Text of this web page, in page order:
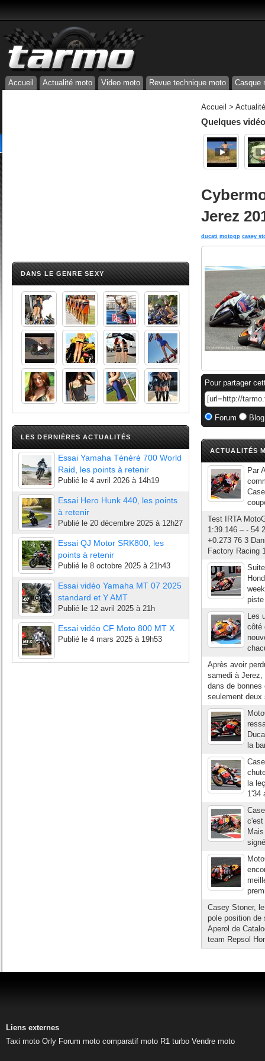
Accueil Actualité moto Video moto Revue technique moto Casque
DANS LE GENRE SEXY
LES DERNIÈRES ACTUALITÉS
Essai Yamaha Ténéré 700 World
Raid, les points à retenir
Publié le 4 avril 2026 à 14h19
Essai Hero Hunk 440, les points
à retenir
Publié le 20 décembre 2025 à 12h27
Essai QJ Motor SRK800, les
points à retenir
Publié le 8 octobre 2025 à 21h43
Essai vidéo Yamaha MT 07 2025
standard et Y AMT
Publié le 12 avril 2025 à 21h
Essai vidéo CF Moto 800 MT X
Publié le 4 mars 2025 à 19h53
Accueil >
Quelques
Jerez
ducati motogp casey
Pour partager
Forum
ACTUALITÉS
Par
Test IRTA
1:39.146 – - 54
+0.273 76 3
Factory Racing
Les
côté
Après avoir
samedi à
dans de bonnes
seulement deux
la
la
1'34
c'est
Casey Stoner,
pole position de
Aperol de
team Repsol
Liens externes
Taxi moto Orly Forum moto comparatif moto R1 turbo Vendre moto